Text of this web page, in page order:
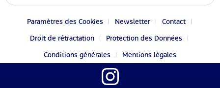
Paramètres des Cookies Newsletter
Contact
Droit de rétractation
Protection des Données
Conditions générales
Mentions légales